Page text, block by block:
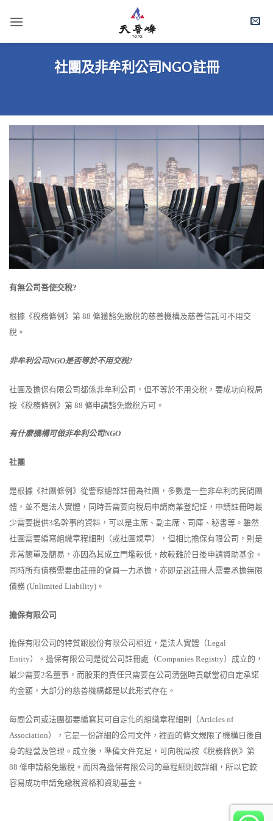
社團及非牟利公司NGO註冊
有無公司吾使交稅?
根據《稅務條例》第 88 條獲豁免繳稅的慈善機構及慈善信託可不用交
稅。
非牟利公司NGO是否等於不用交稅?
社團及擔保有限公司都係非牟利公司，但不等於不用交稅，要成功向稅局
按《稅務條例》第 88 條申請豁免繳稅方可。
有什麼機構可做非牟利公司NGO
社團
是根據《社團條例》從警察總部註冊為社團，多數是一些非牟利的民間團
體，並不是法人實體，同時吾需要向稅局申請商業登記証，申請註冊時最
少需要提供3名幹事的資料，可以是主席、副主席、司庫、秘書等。雖然
社團需要編寫組織章程細則（或社團規章），但相比擔保有限公司，則是
非常簡單及簡易，亦因為其成立門壏較低，故較難於日後申請資助基金。
同時所有債務需要由註冊的會員一力承擔，亦即是說註冊人需要承擔無限
債務 (Unlimited Liability) 。
擔保有限公司
擔保有限公司的特質跟股份有限公司相近，是法人實體（Legal
Entity）。擔保有限公司是從公司註冊處（Companies Registry）成立的，
最少需要2名董事，而股東的責任只需要在公司清盤時貢獻當初自定承諾
的金額，大部分的慈善機構都是以此形式存在。
每間公司或法團都要編寫其可自定化的組織章程細則（Articles of
Association），它是一份詳細的公司文件，裡面的條文規限了機構日後自
身的經營及管理。成立後，準備文件充足，可向稅局按《稅務條例》第
88 條申請豁免繳稅。而因為擔保有限公司的章程細則較詳細，所以它較
容易成功申請免繳稅資格和資助基金。